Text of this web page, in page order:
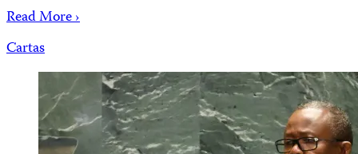
Read More ›
Cartas